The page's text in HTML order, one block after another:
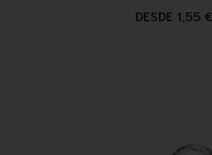
DESDE 1,55